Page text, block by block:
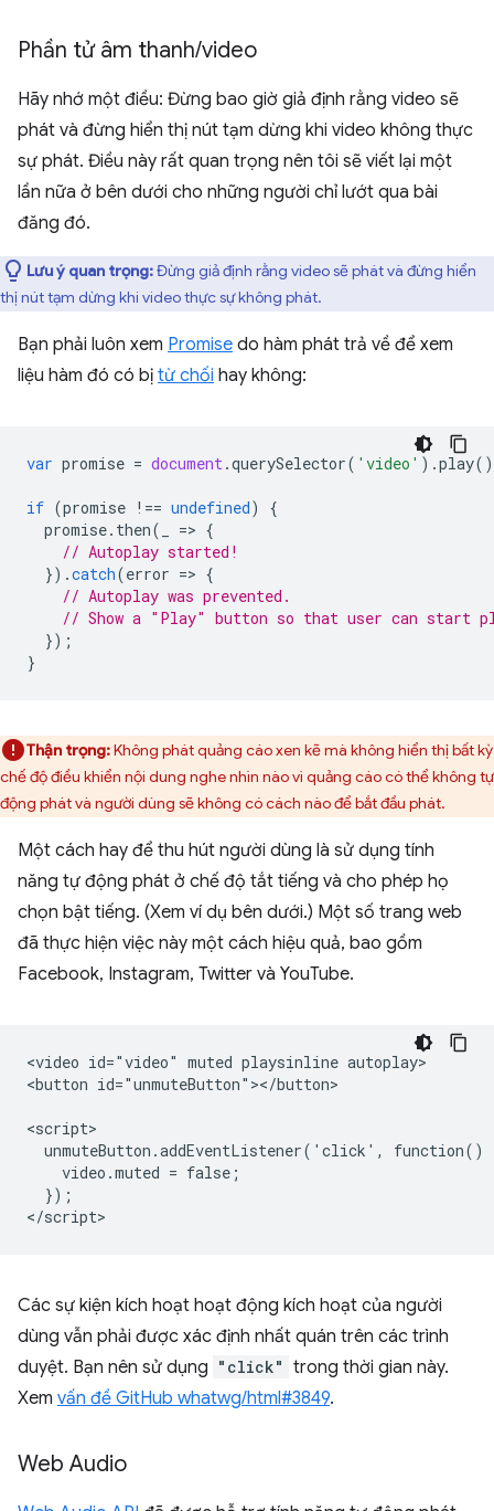
Phần tử âm thanh/video
Hãy nhớ một điều: Đừng bao giờ giả định rằng video sẽ
phát và đừng hiển thị nút tạm dừng khi video không thực
sự phát. Điều này rất quan trọng nên tôi sẽ viết lại một
lần nữa ở bên dưới cho những người chỉ lướt qua bài
đăng đó.
Lưu ý quan trọng:Đừng giả định rằng video sẽ phát và đừng hiển
thị nút tạm dừng khi video thực sự không phát.
Bạn phải luôn xem Promise do hàm phát trả về để xem
liệu hàm đó có bị từ chối hay không:
var promise = document .querySelector( 'video' ).play
if (promise !== undefined)
{
promise. then( => {
// Autoplay started!
}).catch(error => {
// Autoplay was prevented.
// Show a "Play" button so that user can start
});
}
Thận trọng:Không phát quảng cáo xen kẽ mà không hiển thị bất kỳ
chế độ điều khiển nội dung nghe nhìn nào vì quảng cáo có thể không tự
động phát và người dùng sẽ không có cách nào để bắt đầu phát.
Một cách hay để thu hút người dùng là sử dụng tính
năng tự động phát ở chế độ tắt tiếng và cho phép họ
chọn bật tiếng. (Xem ví dụ bên dưới.) Một số trang web
đã thực hiện việc này một cách hiệu quả, bao gồm
Facebook, Instagram, Twitter và YouTube.
<video id="video" muted playsinline autoplay>
<button id="unmuteButton"></button>
<script>
unmuteButton.addEventListener('click', function()
    video.muted = false;
  });
Các sự kiện kích hoạt hoạt động kích hoạt của người
dùng vẫn phải được xác định nhất quán trên các trình
duyệt. Bạn nên sử dụng "click" trong thời gian này.
Xem vấn đề GitHub whatwg/html#3849.
Web Audio